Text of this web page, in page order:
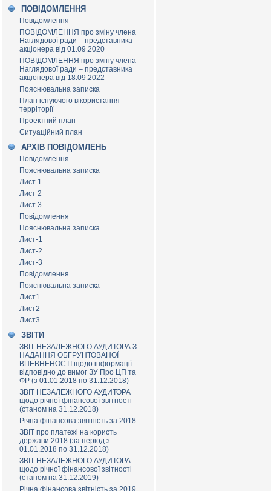
ПОВІДОМЛЕННЯ
Повідомлення
ПОВІДОМЛЕННЯ про зміну члена
Наглядової ради – представника
акціонера від 01.09.2020
ПОВІДОМЛЕННЯ про зміну члена
Наглядової ради – представника
акціонера від 18.09.2022
Пояснювальна записка
План існуючого вікористання
терріторії
Проектний план
Ситуаційний план
АРХІВ ПОВІДОМЛЕНЬ
Повідомлення
Пояснювальна записка
Лист 1
Лист 2
Лист 3
Повідомлення
Пояснювальна записка
Лист-1
Лист-2
Лист-3
Повідомлення
Пояснювальна записка
Лист1
Лист2
Лист3
ЗВІТИ
ЗВІТ НЕЗАЛЕЖНОГО АУДИТОРА З
НАДАННЯ ОБГРУНТОВАНОЇ
ВПЕВНЕНОСТІ щодо інформації
відповідно до вимог ЗУ Про ЦП та
ФР (з 01.01.2018 по 31.12.2018)
ЗВІТ НЕЗАЛЕЖНОГО АУДИТОРА
щодо річної фінансової звітності
(станом на 31.12.2018)
Річна фінансова звітність за 2018
ЗВІТ про платежі на користь
держави 2018 (за період з
01.01.2018 по 31.12.2018)
ЗВІТ НЕЗАЛЕЖНОГО АУДИТОРА
щодо річної фінансової звітності
(станом на 31.12.2019)
Річна фінансова звітність за 2019